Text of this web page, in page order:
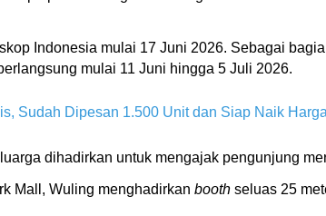
Indonesia mulai 17 Juni 2026. Sebagai
mulai 11 Juni hingga 5 Juli 2026.
Sudah Dipesan 1.500 Unit dan Siap Naik Harga
dihadirkan untuk mengajak pengunjung
Mall, Wuling menghadirkan booth seluas 25